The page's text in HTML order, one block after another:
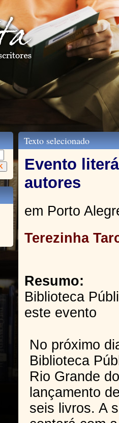
Texto selecionado
Evento
autores
em Porto
Terezinha
Resumo:
Biblioteca
este evento
No próximo
Biblioteca
Rio Grande
lançamento
seis livros. A